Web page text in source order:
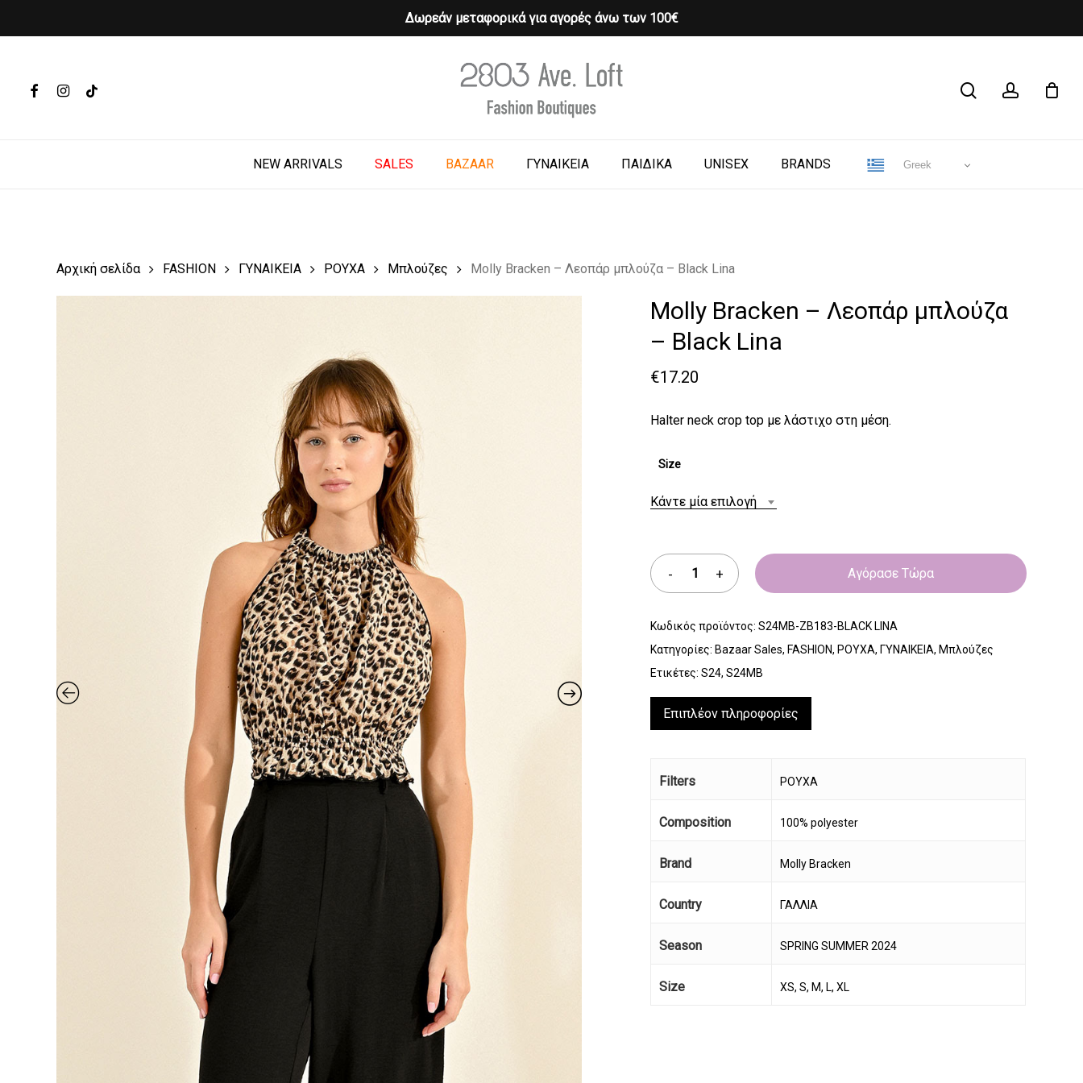
Δωρεάν μεταφορικά για αγορές άνω των 100€
Hit enter to search or ESC to close
FACEBOOKINSTAGRAM
TIKTOK
NEW ARRIVALS SALES BAZAAR ΓΥΝΑΙΚΕΙΑ ΠΑΙΔΙΚΑ UNISEX BRANDS Greek
Cart CLOSE
Αρχική σελίδα FASHION ΓΥΝΑΙΚΕΙΑ ΡΟΥΧΑ Μπλούζες Molly Bracken – Λεοπάρ μπλούζα – Black Lina
Molly Bracken – Λεοπάρ μπλούζα
– Black Lina
€17.20
Halter neck crop top με λάστιχο στη μέση.
Size
Κάντε μία επιλογή
Αγόρασε Τώρα
Κωδικός προϊόντος:S24MB-ZB183-BLACK LINA
Κατηγορίες: Bazaar Sales, FASHION, ΡΟΥΧΑ, ΓΥΝΑΙΚΕΙΑ, Μπλούζες
Ετικέτες:S24,S24MB
Επιπλέον πληροφορίες
Filters ΡΟΥΧΑ
Composition 100% polyester
Brand Molly Bracken
Country ΓΑΛΛΙΑ
Season SPRING SUMMER 2024
Size XS, S, M, L, XL